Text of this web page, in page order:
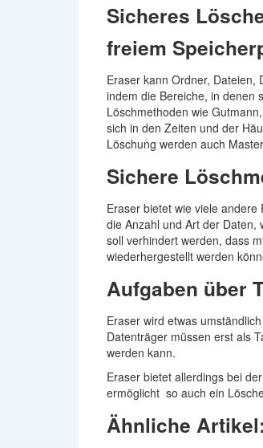
Sicheres
freiem
Eraser kann Ordner, Dateien,
indem die Bereiche, in denen
Löschmethoden wie
sich in den Zeiten und der
Löschung werden auch
Sichere
Eraser bietet wie viele
die Anzahl und Art der Daten,
soll verhindert werden, dass
wiederhergestellt werden
Aufgaben über
Eraser wird etwas
Datenträger müssen erst als
werden kann.
Eraser bietet allerdings bei
ermöglicht so auch ein
Ähnliche Artikel: